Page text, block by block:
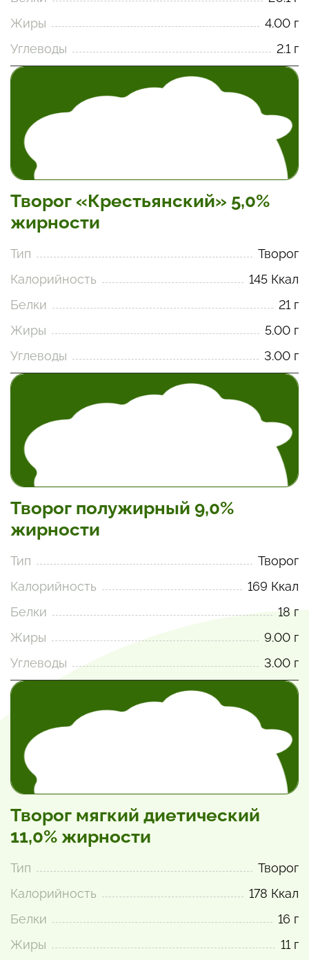
Жиры
4.00 г
Углеводы
2.1 г
Творог «Крестьянский» 5,0%
жирности
Тип
Творог
Калорийность
145 Ккал
Белки
21 г
Жиры
5.00 г
Углеводы
3.00 г
Творог полужирный 9,0%
жирности
Тип
Творог
Калорийность
169 Ккал
Белки
18 г
Жиры
9.00 г
Углеводы
3.00 г
Творог мягкий диетический
11,0% жирности
Тип
Творог
Калорийность
178 Ккал
Белки
16 г
Жиры
11 г